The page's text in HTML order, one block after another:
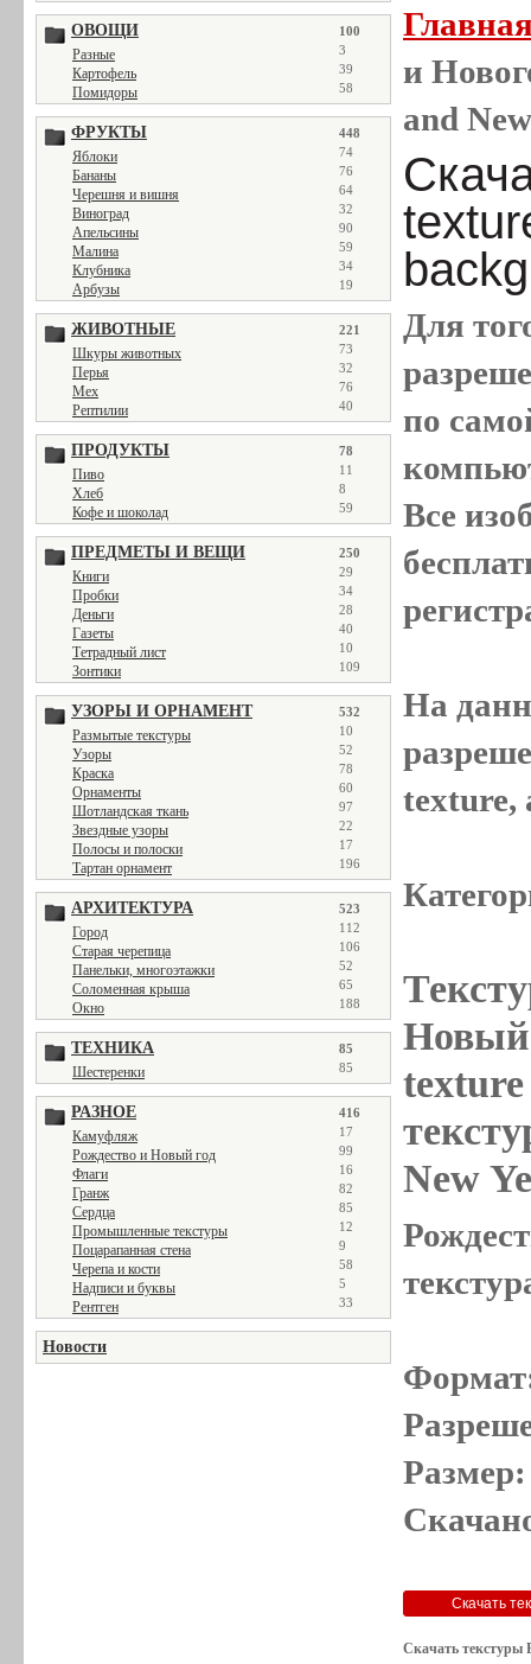
ОВОЩИ 100
Разные 3
Картофель 39
Помидоры 58
ФРУКТЫ 448
Яблоки 74
Бананы 76
Черешня и вишня 64
Виноград 32
Апельсины 90
Малина 59
Клубника 34
Арбузы 19
ЖИВОТНЫЕ 221
Шкуры животных 73
Перья 32
Мех 76
Рептилии 40
ПРОДУКТЫ 78
Пиво 11
Хлеб 8
Кофе и шоколад 59
ПРЕДМЕТЫ И ВЕЩИ 250
Книги 29
Пробки 34
Деньги 28
Газеты 40
Тетрадный лист 10
Зонтики 109
УЗОРЫ И ОРНАМЕНТ 532
Размытые текстуры 10
Узоры 52
Краска 78
Орнаменты 60
Шотландская ткань 97
Звездные узоры 22
Полосы и полоски 17
Тартан орнамент 196
АРХИТЕКТУРА 523
Город 112
Старая черепица 106
Панельки, многоэтажки 52
Соломенная крыша 65
Окно 188
ТЕХНИКА 85
Шестеренки 85
РАЗНОЕ 416
Камуфляж 17
Рождество и Новый год 99
Флаги 16
Гранж 82
Сердца 85
Промышленные текстуры 12
Поцарапанная стена 9
Черепа и кости 58
Надписи и буквы 5
Рентген 33
Новости
и
and
Для
по
Все
На
texture,
Новый
New
Скачать текстуры